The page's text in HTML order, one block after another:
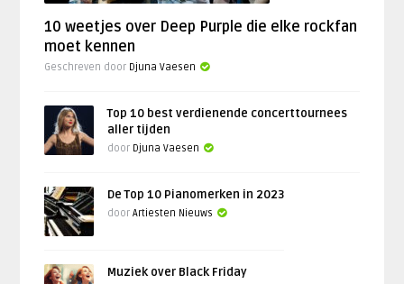
10 weetjes over Deep Purple die elke rockfan
moet kennen
Geschreven door Djuna Vaesen
Top 10 best verdienende concerttournees
aller tijden
door Djuna Vaesen
De Top 10 Pianomerken in 2023
doorArtiesten Nieuws
Muziek over Black Friday